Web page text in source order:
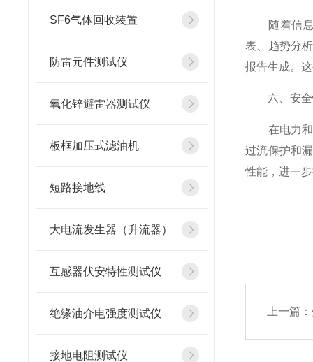
SF6气体回收装置
防雷元件测试仪
氧化锌避雷器测试仪
板框加压式滤油机
短路接地线
大电流发生器（升流器）
互感器伏安特性测试仪
绝缘油介电强度测试仪
接地电阻测试仪
随着信息
表、趋势分
报告生成。
六、安全
在电力和工
过流保护和
性能，进一
上一篇：